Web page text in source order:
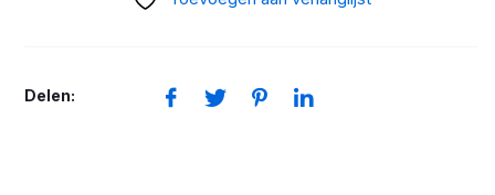
Delen: